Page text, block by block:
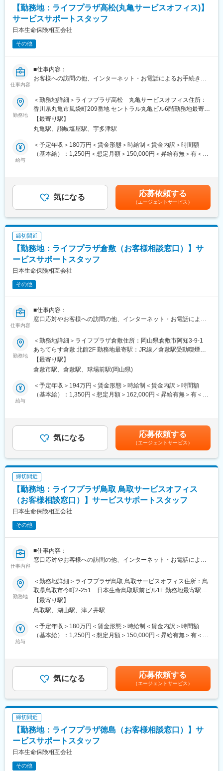
サービスコーディネーター(サービスサポートスタッフ)の採用募集
に際し、当社が応募者の方々より取得した個人情報につきまして
は、当社採用募集に関する業務にのみ使用させていただきます。
ただし、当社に入社された場合は、入社後の雇用管理等にも使用
させていただきます。(なお、入社に至らなかった場合は、当社が
取得した個人情報については、当社で責任を持って廃棄いたしま
す。)
新25－2454,ネットワーク業務部
【勤務地：ライフプラザ高松(丸亀サービスオフィス)】
サービスサポートスタッフ
日本生命保険相互会社
その他
仕事内容
■仕事内容：
お客様への訪問の他、インターネット・お電話によるお手続き・
■労働契約補足：
まずはサービスサポートスタッフ(パート職制／３ヵ月毎に契約更
新)として採用します。パート職制を経て、お客様へのコンサルテ
ィングに必要な基礎知識・基礎スキルを習得し勤務良好の場合、
サービスコーディネーター(正職員)への登用※となります。
※本人希望・業務習熟度・勤務実態等に応じて、サービスコーディ
ネーターへの登用有無及び登用時期は異なります。
【期間の定め】無
【初任給月額】201,000円
【就業時間】9:00～17:00(休憩1時間)
サービスコーディネーター(サービスサポートスタッフ)の採用募集
に際し、当社が応募者の方々より取得した個人情報につきまして
は、当社採用募集に関する業務にのみ使用させていただきます。
ただし、当社に入社された場合は、入社後の雇用管理等にも使用
させていただきます。(なお、入社に至らなかった場合は、当社が
取得した個人情報については、当社で責任を持って廃棄いたしま
変更の範囲：無
勤務地
＜勤務地詳細＞ライフプラザ高松 丸亀サービスオフィス住所：
香川県丸亀市風袋町209番地 セントラル丸亀ビル6階勤務地最寄
駅：JR線／丸亀駅受動喫煙対策：屋内全面禁煙変更の範囲：会社
の定める事業所
【最寄り駅】
丸亀駅、讃岐塩屋駅、宇多津駅
給与
＜予定年収＞180万円＜賃金形態＞時給制＜賃金内訳＞時間額
（基本給）：1,250円＜想定月額＞150,000円＜昇給有無＞有＜残
は、職務内容欄参照。賃金はあくまでも目安の金額であり、選考
を通じて上下する可能性があります。月給(月額)は固定手当を含め
気になる 応募依頼する
（エージェントサービス）
締切間近
【勤務地：ライフプラザ倉敷（お客様相談窓口）】サ
ービスサポートスタッフ
日本生命保険相互会社
その他
仕事内容
■仕事内容：
窓口応対やお客様への訪問の他、インターネット・お電話による
ビス及び営業
■労働契約補足：
まずはサービスサポートスタッフ(パート職制／３ヵ月毎に契約更
新)として採用します。パート職制を経て、お客様へのコンサルテ
ィングに必要な基礎知識・基礎スキルを習得し勤務良好の場合、
サービスコーディネーター(正職員)への登用※となります。
※本人希望・業務習熟度・勤務実態等に応じて、サービスコーディ
ネーターへの登用有無及び登用時期は異なります。
【期間の定め】無
【初任給月額】211,000円
【就業時間】9:00～17:00(休憩1時間)
サービスコーディネーター(サービスサポートスタッフ)の採用募集
に際し、当社が応募者の方々より取得した個人情報につきまして
は、当社採用募集に関する業務にのみ使用させていただきます。
ただし、当社に入社された場合は、入社後の雇用管理等にも使用
させていただきます。(なお、入社に至らなかった場合は、当社が
取得した個人情報については、当社で責任を持って廃棄いたしま
変更の範囲：無
勤務地
＜勤務地詳細＞ライフプラザ倉敷住所：岡山県倉敷市阿知3-9-1
あちてらす倉敷 北館2F 勤務地最寄駅：JR線／倉敷駅受動喫煙対
策：屋内全面禁煙変更の範囲：会社の定める事業所
【最寄り駅】
倉敷市駅、倉敷駅、球場前駅(岡山県)
給与
＜予定年収＞194万円＜賃金形態＞時給制＜賃金内訳＞時間額
（基本給）：1,350円＜想定月額＞162,000円＜昇給有無＞有＜残
は、職務内容欄参照。賃金はあくまでも目安の金額であり、選考
を通じて上下する可能性があります。月給(月額)は固定手当を含め
気になる 応募依頼する
（エージェントサービス）
締切間近
【勤務地：ライフプラザ鳥取 鳥取サービスオフィス
（お客様相談窓口）】サービスサポートスタッフ
日本生命保険相互会社
その他
仕事内容
■仕事内容：
窓口応対やお客様への訪問の他、インターネット・お電話による
ビス及び営業
■労働契約補足：
まずはサービスサポートスタッフ(パート職制／３ヵ月毎に契約更
新)として採用します。パート職制を経て、お客様へのコンサルテ
ィングに必要な基礎知識・基礎スキルを習得し勤務良好の場合、
サービスコーディネーター(正職員)への登用※となります。
※本人希望・業務習熟度・勤務実態等に応じて、サービスコーディ
ネーターへの登用有無及び登用時期は異なります。
【期間の定め】無
【初任給月額】201,000円
【就業時間】9:00～17:00(休憩1時間)
サービスコーディネーター(サービスサポートスタッフ)の採用募集
に際し、当社が応募者の方々より取得した個人情報につきまして
は、当社採用募集に関する業務にのみ使用させていただきます。
ただし、当社に入社された場合は、入社後の雇用管理等にも使用
させていただきます。(なお、入社に至らなかった場合は、当社が
取得した個人情報については、当社で責任を持って廃棄いたしま
勤務地
＜勤務地詳細＞ライフプラザ鳥取 鳥取サービスオフィス住所：鳥
取県鳥取市今町2-251 日本生命鳥取駅前ビル1F 勤務地最寄駅：
JR線／鳥取駅受動喫煙対策：屋内全面禁煙変更の範囲：会社の定
める事業所
【最寄り駅】
鳥取駅、湖山駅、津ノ井駅
給与
＜予定年収＞180万円＜賃金形態＞時給制＜賃金内訳＞時間額
（基本給）：1,250円＜想定月額＞150,000円＜昇給有無＞有＜残
は、職務内容欄参照。賃金はあくまでも目安の金額であり、選考
を通じて上下する可能性があります。月給(月額)は固定手当を含め
気になる 応募依頼する
（エージェントサービス）
締切間近
【勤務地：ライフプラザ徳島（お客様相談窓口）】サ
ービスサポートスタッフ
日本生命保険相互会社
その他